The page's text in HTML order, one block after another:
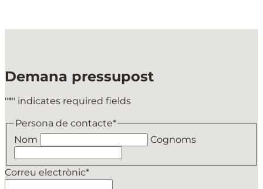
Demana pressupost
"*" indicates required fields
Persona de contacte*
Nom
Cognoms
Correu electrònic*